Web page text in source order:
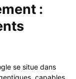
:
se situe dans
capables